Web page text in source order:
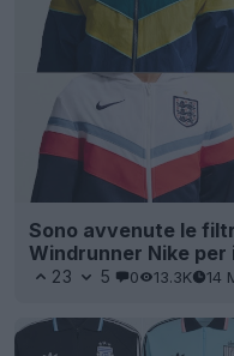
Sono avvenute le
Windrunner Nike per
23 5 0 13.3K 14